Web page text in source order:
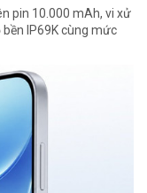
pin 10.000 mAh, vi xử
IP69K cùng mức